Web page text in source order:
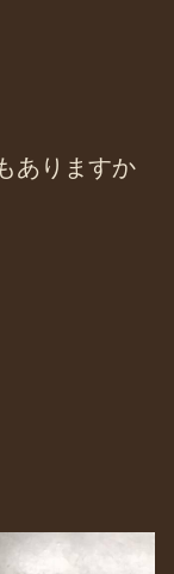
ありますか